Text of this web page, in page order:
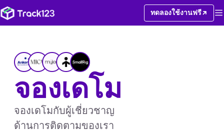
ทดลองใช้งานฟรี
จองเดโม
จองเดโมกับผู้เชี่ยวชาญ
ด้านการติดตามของเรา